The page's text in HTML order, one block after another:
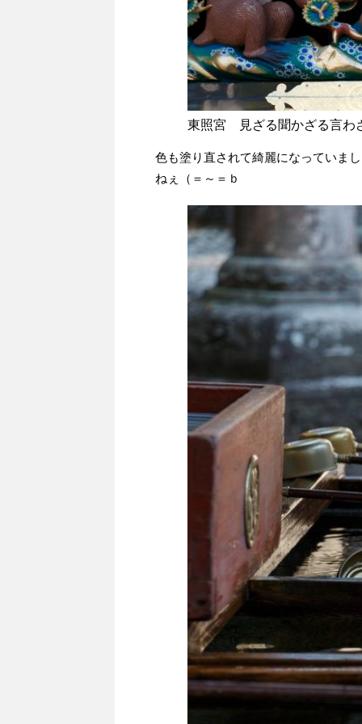
東照宮 見ざる聞かざる言わ
色も塗り直されて綺麗になっていま
ねぇ（＝～＝ｂ